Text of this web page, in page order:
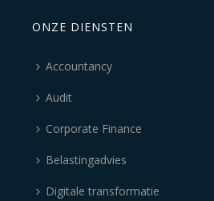
ONZE DIENSTEN
Accountancy
Audit
Corporate Finance
Belastingadvies
Digitale transformatie